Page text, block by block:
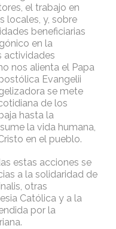
el trabajo en
locales, y, sobre
beneficiarias
en la
actividades
nos alienta el Papa
Evangelii
se mete
de los
hasta la
la vida humana,
en el pueblo.
estas acciones se
a la solidaridad de
otras
Católica y a la
por la